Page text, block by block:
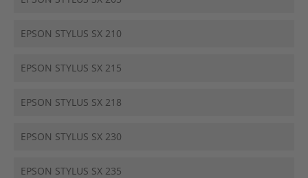
EPSON STYLUS SX 210
EPSON STYLUS SX 215
EPSON STYLUS SX 218
EPSON STYLUS SX 230
EPSON STYLUS SX 235